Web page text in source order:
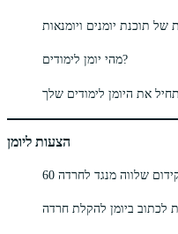
של תוכנת יומנים ויומנאות
מהי יומן לימודים?
את היומן לימודים שלך
הצעות ליומן
שלווה מנגד לחרדה